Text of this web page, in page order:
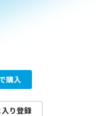
購入
り登録